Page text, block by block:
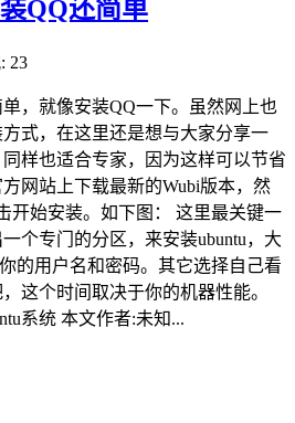
QQ还简单
23
，就像安装QQ一下。虽然网上也
式，在这里还是想与大家分享一
样也适合专家，因为这样可以节省
网站上下载最新的Wubi版本，然
开始安装。如下图： 这里最关键一
个专门的分区，来安装ubuntu，大
的用户名和密码。其它选择自己看
这个时间取决于你的机器性能。
系统 本文作者:未知...